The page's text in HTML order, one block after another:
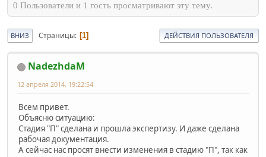
0 Пользователи и 1 гость просматривают эту тему.
ВНИЗ Страницы 1 ДЕЙСТВИЯ ПОЛЬЗОВАТЕЛЯ
NadezhdaM
12 апреля 2014, 19:22:54
Всем привет.
Объясню ситуацию:
Стадия "П" сделана и прошла экспертизу. И даже сделана
рабочая документация.
А сейчас нас просят внести изменения в стадию "П", так как